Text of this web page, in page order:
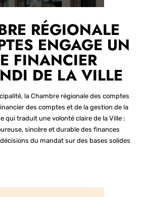
RÉGIONALE
ENGAGE UN
FINANCIER
DE LA VILLE
la Chambre régionale des comptes
des comptes et de la gestion de la
qui traduit une volonté claire de la Ville :
sincère et durable des finances
du mandat sur des bases solides